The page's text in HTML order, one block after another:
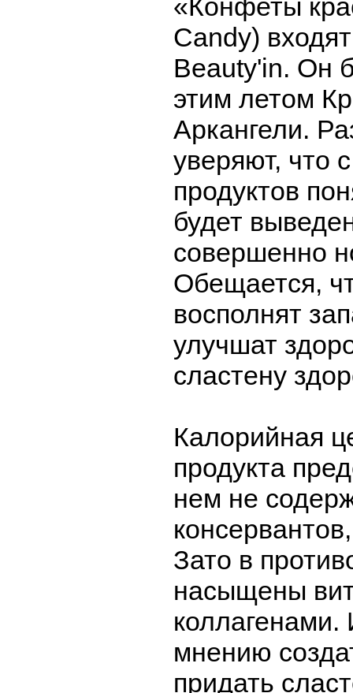
«Конфеты
Candy)
Beauty'in. Он
этим летом
Аркангели.
уверяют, что
продуктов
будет
совершенно
Обещается,
восполнят
улучшат
сластену
Калорийная
продукта
нем не
Зато в
насыщены
коллагенами.
мнению
придать